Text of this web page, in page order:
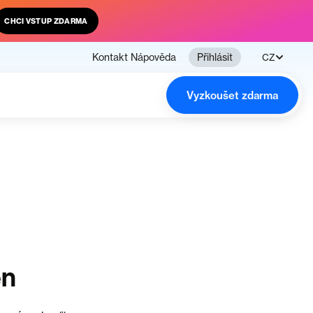
CHCI VSTUP ZDARMA
Kontakt Nápověda Přihlásit CZ
Vyzkoušet zdarma